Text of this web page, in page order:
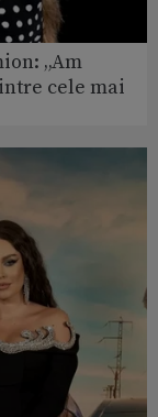
„Am
cele mai